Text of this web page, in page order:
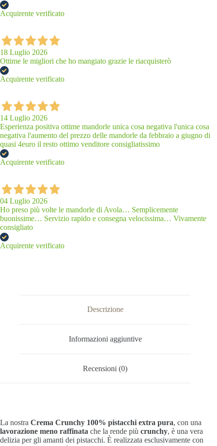
Acquirente verificato
18 Luglio 2026
Ottime le migliori che ho mangiato grazie le riacquisterò
Acquirente verificato
14 Luglio 2026
Esperienza positiva ottime mandorle unica cosa negativa l'unica cosa
negativa l'aumento del prezzo delle mandorle da febbraio a giugno di
quasi 4euro il resto ottimo venditore consigliatissimo
Acquirente verificato
04 Luglio 2026
Ho preso più volte le mandorle di Avola… Semplicemente
buonissime… Servizio rapido e consegna velocissima… Vivamente
consigliato
Acquirente verificato
Descrizione
Informazioni aggiuntive
Recensioni (0)
La nostra Crema Crunchy 100% pistacchi extra pura, con una
lavorazione meno raffinata che la rende più crunchy, è una vera
delizia per gli amanti dei pistacchi. È realizzata esclusivamente con